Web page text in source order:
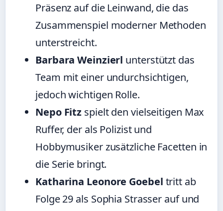
Präsenz auf die Leinwand, die das
Zusammenspiel moderner Methoden
unterstreicht.
Barbara Weinzierl unterstützt das
Team mit einer undurchsichtigen,
jedoch wichtigen Rolle.
Nepo Fitz spielt den vielseitigen Max
Ruffer, der als Polizist und
Hobbymusiker zusätzliche Facetten in
die Serie bringt.
Katharina Leonore Goebel tritt ab
Folge 29 als Sophia Strasser auf und